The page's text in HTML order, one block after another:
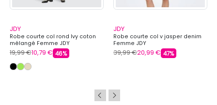
JDY
Robe courte col rond Ivy coton
mélangé Femme JDY
19,99 €10,79 € 46%
JDY
Robe courte col v jasper denim
Femme JDY
39,99 €20,99 € 47%